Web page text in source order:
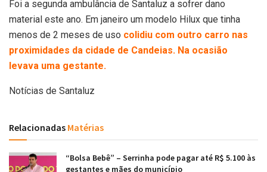
Foi a segunda ambulância de Santaluz a sofrer dano
material este ano. Em janeiro um modelo Hilux que tinha
menos de 2 meses de uso colidiu com outro carro nas
proximidades da cidade de Candeias. Na ocasião
levava uma gestante.
Notícias de Santaluz
Relacionadas Matérias
“Bolsa Bebê” – Serrinha pode pagar até R$ 5.100 às
gestantes e mães do município